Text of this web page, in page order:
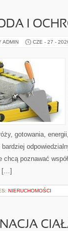
I
ADMIN CZE - 27 -
gotowania,
chcą poznawać
[…]
NIERUCHOMOŚCI